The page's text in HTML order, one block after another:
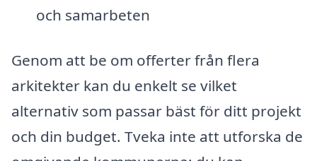
och samarbeten
Genom att be om offerter från flera
arkitekter kan du enkelt se vilket
alternativ som passar bäst för ditt projekt
och din budget. Tveka inte att utforska de